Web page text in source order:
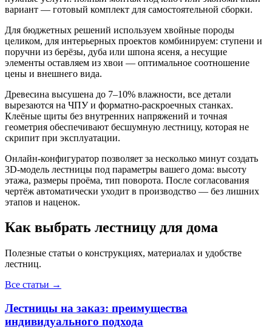
вариант — готовый комплект для самостоятельной сборки.
Для бюджетных решений используем хвойные породы
целиком, для интерьерных проектов комбинируем: ступени и
поручни из берёзы, дуба или шпона ясеня, а несущие
элементы оставляем из хвои — оптимальное соотношение
цены и внешнего вида.
Древесина высушена до 7–10% влажности, все детали
вырезаются на ЧПУ и форматно-раскроечных станках.
Клеёные щиты без внутренних напряжений и точная
геометрия обеспечивают бесшумную лестницу, которая не
скрипит при эксплуатации.
Онлайн-конфигуратор позволяет за несколько минут создать
3D-модель лестницы под параметры вашего дома: высоту
этажа, размеры проёма, тип поворота. После согласования
чертёж автоматически уходит в производство — без лишних
этапов и наценок.
Как выбрать лестницу для дома
Полезные статьи о конструкциях, материалах и удобстве
лестниц.
Все статьи →
Лестницы на заказ: преимущества
индивидуального подхода